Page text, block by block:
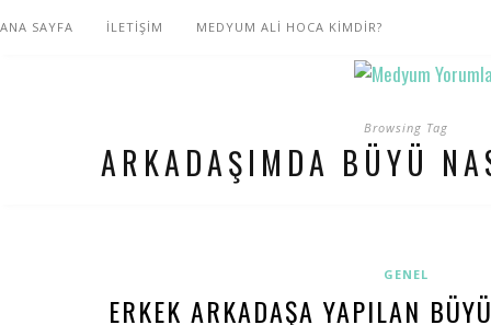
ANA SAYFA İLETİŞİM MEDYUM ALİ HOCA KİMDİR?
Browsing Tag
ARKADAŞIMDA BÜYÜ
GENEL
ERKEK ARKADAŞA YAPILAN